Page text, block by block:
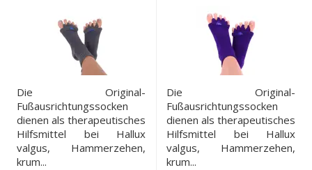
Die Original-
Fußausrichtungssocken
dienen als therapeutisches
Hilfsmittel bei Hallux
valgus, Hammerzehen,
krum...
Die Original-
Fußausrichtungssocken
dienen als therapeutisches
Hilfsmittel bei Hallux
valgus, Hammerzehen,
krum...